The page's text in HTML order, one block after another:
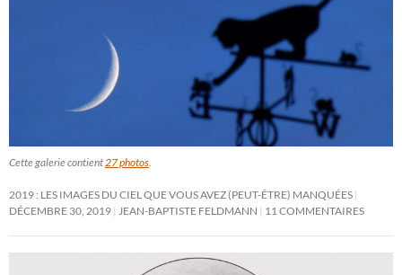
Cette galerie contient27 photos.
2019 : LES IMAGES DU CIEL QUE VOUS AVEZ (PEUT-ÊTRE) MANQUÉES
DÉCEMBRE 30, 2019 JEAN-BAPTISTE FELDMANN 11 COMMENTAIRES